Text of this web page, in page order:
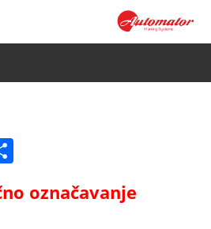
označavanje